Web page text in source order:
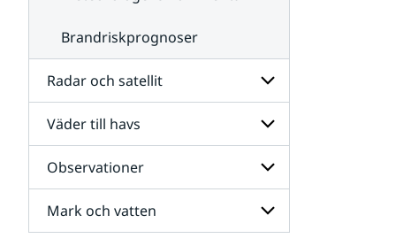
Brandriskprognoser
Radar och satellit
Undersidor
för
Radar
och
satellit
Väder till havs
Undersidor
för
Väder
till
havs
Observationer
Undersidor
för
Mark och vatten